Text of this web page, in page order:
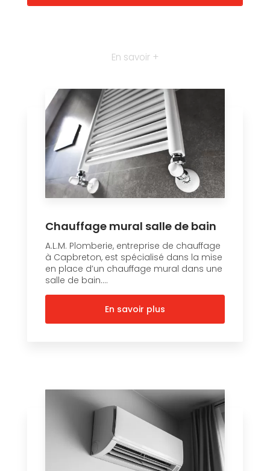
En savoir +
Chauffage mural salle de bain
A.L.M. Plomberie, entreprise de chauffage
à Capbreton, est spécialisé dans la mise
en place d’un chauffage mural dans une
salle de bain....
En savoir plus